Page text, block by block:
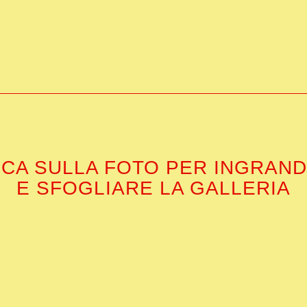
SULLA FOTO PER
E SFOGLIARE LA GALLERIA